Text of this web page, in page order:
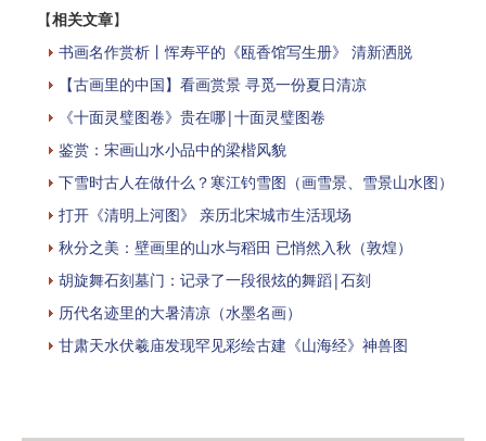
【相关文章】
书画名作赏析丨恽寿平的《瓯香馆写生册》 清新洒脱
【古画里的中国】看画赏景 寻觅一份夏日清凉
《十面灵璧图卷》贵在哪|十面灵璧图卷
鉴赏：宋画山水小品中的梁楷风貌
下雪时古人在做什么？寒江钓雪图（画雪景、雪景山水图）
打开《清明上河图》 亲历北宋城市生活现场
秋分之美：壁画里的山水与稻田 已悄然入秋（敦煌）
胡旋舞石刻墓门：记录了一段很炫的舞蹈|石刻
历代名迹里的大暑清凉（水墨名画）
甘肃天水伏羲庙发现罕见彩绘古建《山海经》神兽图